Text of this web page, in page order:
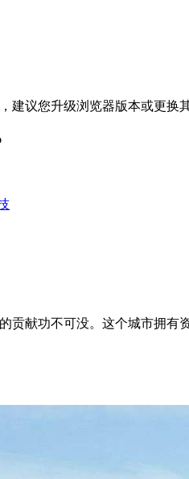
议您升级浏览器版本或更换
贡献功不可没。这个城市拥有